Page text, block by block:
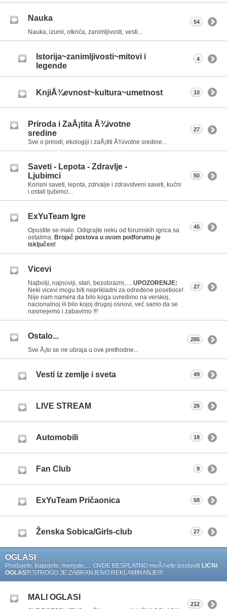
Nauka
Nauka, izumi, otkrića, zanimljivosti, vesti...
54
Istorija~zanimljivosti~mitovi i
legende
4
KnjiÅ¾evnost~kultura~umetnost 10
Priroda i ZaÅ¡tita Å¾ivotne
sredine
Sve o prirodi, ekologiji i zaÅ¡titi Å¾ivotne sredine...
27
Saveti - Lepota - Zdravlje -
Ljubimci
Korisni saveti, lepota, zdrvalje i zdravstveni saveti, kućni
i ostali ljubimci...
50
ExYuTeam Igre
Opustite se malo. Odigrajte neku od forumskih igrica sa
ostalima. Brojač postova u ovom podforumu je
isključen!
45
Vicevi
Najbolji, najnoviji, stari, bezobrazni,.... UPOZORENJE:
Neki vicevi mogu biti neprikladni za određene posetioce!
Nije nam namera da bilo koga uvredimo na verskoj,
nacionalnoj ili bilo kojoj drugoj osnovi, već samo da se
nasmejemo i zabavimo !!!
27
Ostalo...
Sve Å¡to se ne ubraja u ove prethodne...
285
Vesti iz zemlje i sveta 49
LIVE STREAM 26
Automobili 18
Fan Club 9
ExYuTeam Pričaonica 58
Ženska Sobica/Girls-club 27
OGLASI
Prodajete, kupujete, menjate,.... OVDE BESPLATNO moÅ¾ete postaviti LIČNI
OGLAS!!! STROGO JE ZABRANJENO REKLAMIRANJE!!!
MALI OGLASI
212